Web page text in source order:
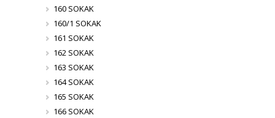
160 SOKAK
160/1 SOKAK
161 SOKAK
162 SOKAK
163 SOKAK
164 SOKAK
165 SOKAK
166 SOKAK